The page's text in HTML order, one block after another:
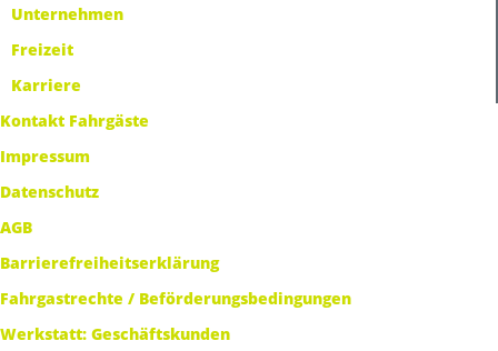
Unternehmen
Freizeit
Karriere
Kontakt Fahrgäste
Impressum
Datenschutz
AGB
Barrierefreiheitserklärung
Fahrgastrechte / Beförderungsbedingungen
Werkstatt: Geschäftskunden